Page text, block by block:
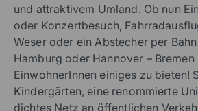
und attraktivem Umland. Ob nun
oder Konzertbesuch,
Weser oder ein Abstecher per
Hamburg oder Hannover – Bremen
EinwohnerInnen einiges zu bieten!
Kindergärten, eine renommierte
dichtes Netz an öffentlichen